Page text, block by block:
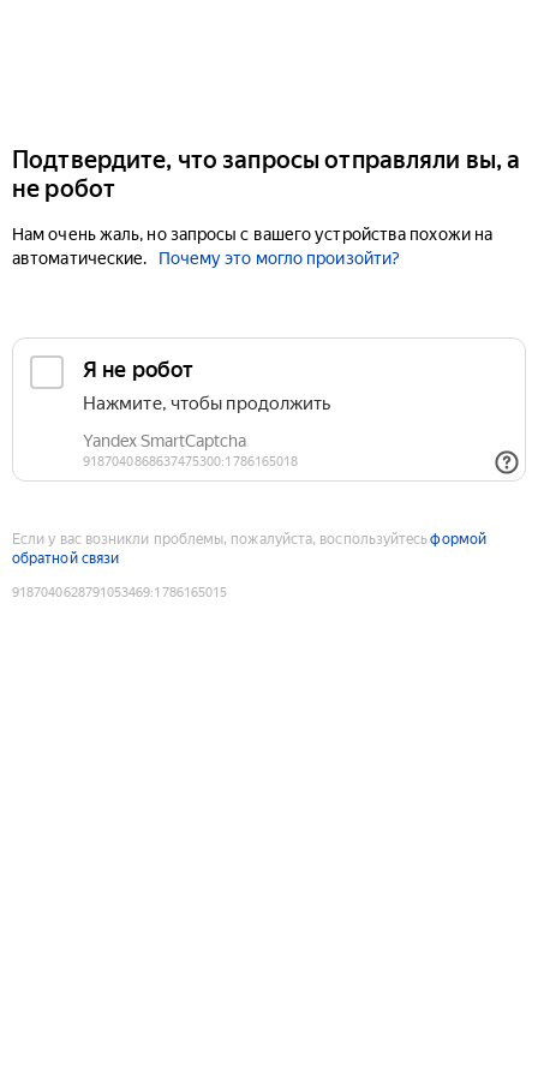
Подтвердите, что запросы отправляли вы, а
не робот
Нам очень жаль, но запросы с вашего устройства похожи на
автоматические.
Почему это могло произойти?
Если у вас возникли проблемы, пожалуйста, воспользуйтесьформой
обратной связи
9187040628791053469:1786165015